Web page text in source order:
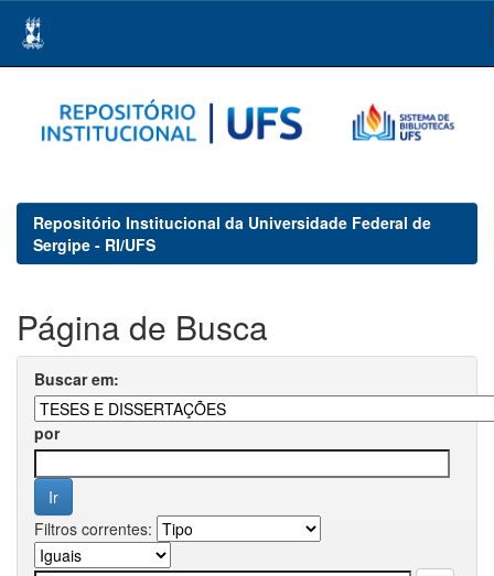
navigation
Repositório Institucional da Universidade Federal de
Sergipe - RI/UFS
Página de Busca
Buscar em:
por
Filtros correntes: